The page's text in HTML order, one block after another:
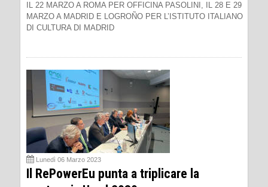
IL 22 MARZO A ROMA PER OFFICINA PASOLINI, IL 28 E 29
MARZO A MADRID E LOGROÑO PER L’ISTITUTO ITALIANO
DI CULTURA DI MADRID
Lunedì 06 Marzo 2023
Il RePowerEu punta a triplicare la